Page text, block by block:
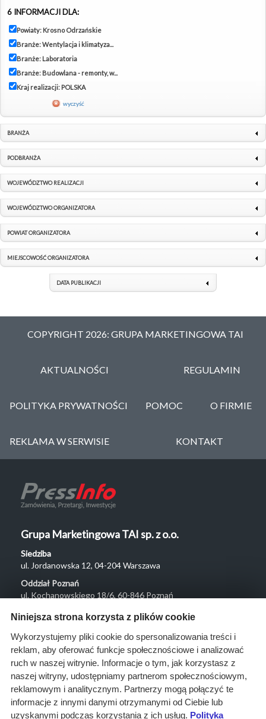
6 INFORMACJI DLA:
Powiaty: Krosno Odrzańskie
Branże: Wentylacja i klimatyza...
Branże: Laboratoria
Branże: Budowlana - remonty, w...
Kraj realizacji: POLSKA
wyczyść
BRANŻA
PODBRANŻA
WOJEWÓDZTWO REALIZACJI
WOJEWÓDZTWO ORGANIZATORA
POWIAT ORGANIZATORA
MIEJSCOWOŚĆ ORGANIZATORA
DATA PUBLIKACJI
COPYRIGHT 2026: GRUPA MARKETINGOWA TAI
AKTUALNOŚCI REGULAMIN
POLITYKA PRYWATNOŚCI POMOC O FIRMIE
REKLAMA W SERWISIE KONTAKT
Grupa Marketingowa TAI sp. z o.o.
Siedziba
ul. Jordanowska 12, 04-204 Warszawa
Oddział Poznań
ul. Kochanowskiego 18/6, 60-846 Poznań
Menu
O nas
Rozwiązania
Monitoring
przetargów
Raporty
Niniejsza strona korzysta z plików cookie
Wykorzystujemy pliki cookie do spersonalizowania treści i
reklam, aby oferować funkcje społecznościowe i analizować
ruch w naszej witrynie. Informacje o tym, jak korzystasz z
naszej witryny, udostępniamy partnerom społecznościowym,
reklamowym i analitycznym. Partnerzy mogą połączyć te
informacje z innymi danymi otrzymanymi od Ciebie lub
uzyskanymi podczas korzystania z ich usług. Polityka